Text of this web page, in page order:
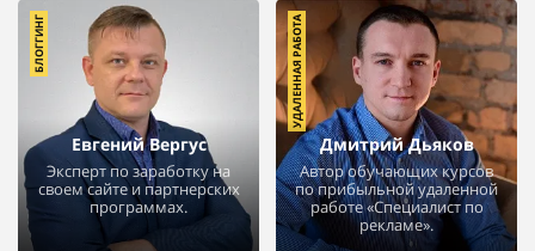
Евгений Вергус
Эксперт по заработку на
своем сайте и партнерских
программах.
БЛОГГИНГ
Дмитрий Дьяков
Автор обучающих курсов
по прибыльной удаленной
работе «Специалист по
рекламе».
УДАЛЕННАЯ РАБОТА